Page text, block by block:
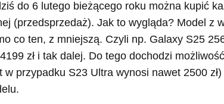
do 6 lutego bieżącego roku można kupić
(przedsprzedaż). Jak to wygląda? Model z
co ten, z mniejszą. Czyli np. Galaxy S25
zł i tak dalej. Do tego dochodzi
w przypadku S23 Ultra wynosi nawet 2500